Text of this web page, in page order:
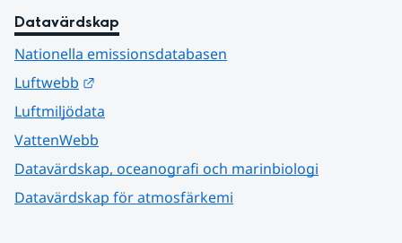
Datavärdskap
Nationella emissionsdatabasen
Luftwebb
Luftmiljödata
VattenWebb
Datavärdskap, oceanografi och marinbiologi
Datavärdskap för atmosfärkemi